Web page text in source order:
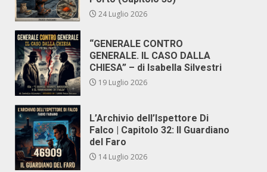
24 Luglio 2026
“GENERALE CONTRO
GENERALE. IL CASO DALLA
CHIESA” – di Isabella Silvestri
19 Luglio 2026
L’Archivio dell’Ispettore Di
Falco | Capitolo 32: Il Guardiano
del Faro
14 Luglio 2026